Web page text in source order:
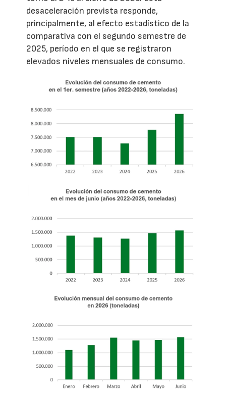
desaceleración prevista responde,
principalmente, al efecto estadístico de la
comparativa con el segundo semestre de
2025, período en el que se registraron
elevados niveles mensuales de consumo.